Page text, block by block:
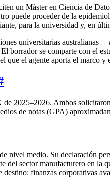
un Máster en Ciencia de
puede proceder de la
para la universidad y, en
universitarias australianas
borrador se comparte con el
que el agente aporta el marco
2025–2026. Ambos
de notas (GPA)
medio. Su declaración
sector manufacturero en la
finanzas corporativas